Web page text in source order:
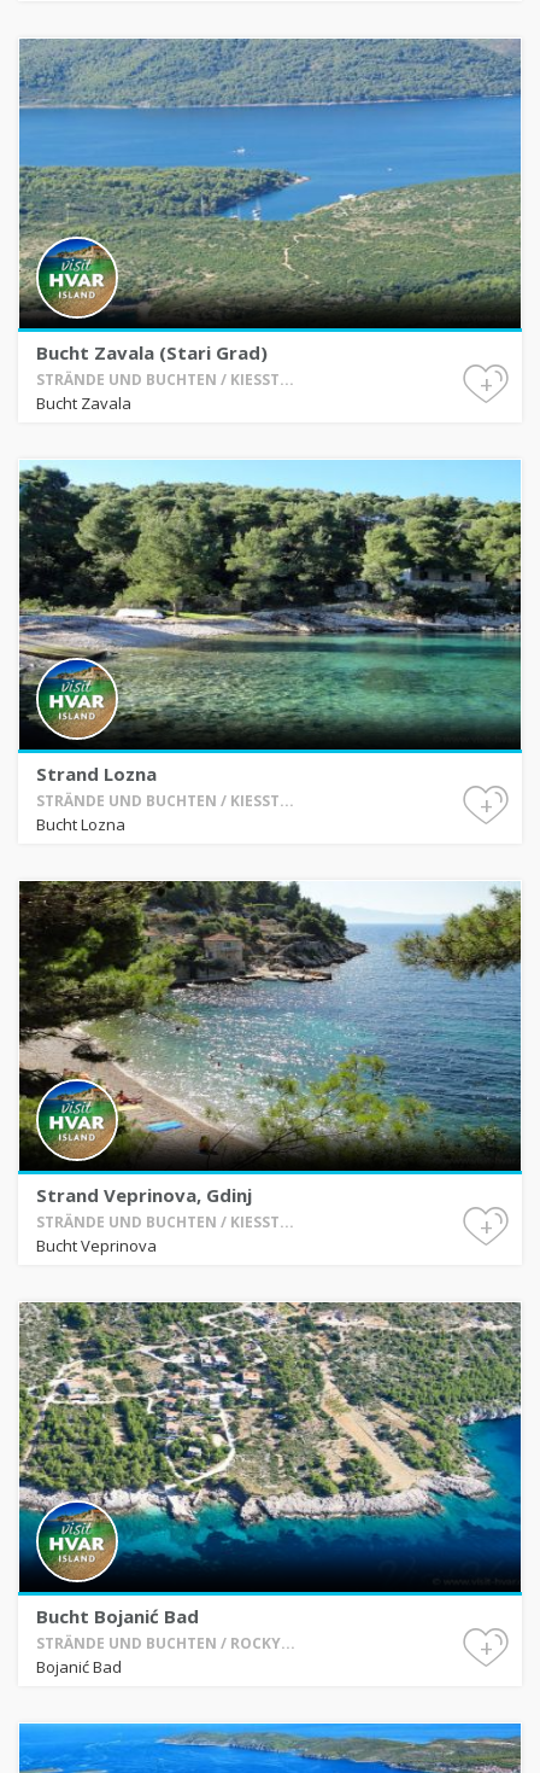
Bucht Zavala (Stari Grad)
STRÄNDE UND BUCHTEN / KIESST...
Bucht Zavala
+
Strand Lozna
STRÄNDE UND BUCHTEN / KIESST...
Bucht Lozna
+
Strand Veprinova, Gdinj
STRÄNDE UND BUCHTEN / KIESST...
Bucht Veprinova
+
Bucht Bojanić Bad
STRÄNDE UND BUCHTEN / ROCKY...
Bojanić Bad
+